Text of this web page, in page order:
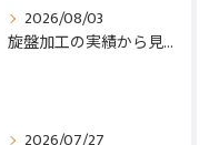
2026/08/03
旋盤加工の実績から見る発注先選びと人材事情のポイントを詳しく解説
2026/07/27